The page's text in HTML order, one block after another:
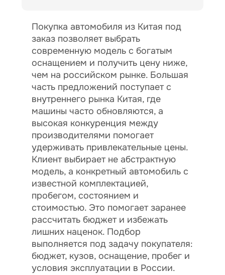
Покупка автомобиля из Китая под
заказ позволяет выбрать
современную модель с богатым
оснащением и получить цену ниже,
чем на российском рынке. Большая
часть предложений поступает с
внутреннего рынка Китая, где
машины часто обновляются, а
высокая конкуренция между
производителями помогает
удерживать привлекательные цены.
Клиент выбирает не абстрактную
модель, а конкретный автомобиль с
известной комплектацией,
пробегом, состоянием и
стоимостью. Это помогает заранее
рассчитать бюджет и избежать
лишних наценок. Подбор
выполняется под задачу покупателя:
бюджет, кузов, оснащение, пробег и
условия эксплуатации в России.